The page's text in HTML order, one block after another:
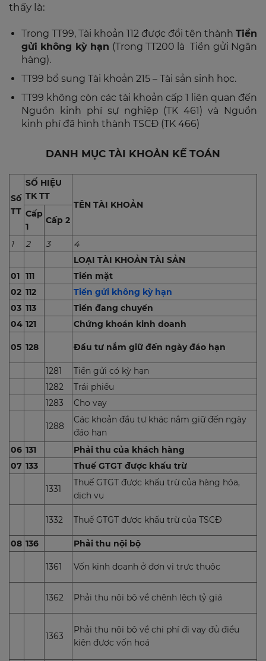
thấy là:
Trong TT99, Tài khoản 112 được đổi tên thành Tiền
gửi không kỳ hạn (Trong TT200 là Tiền gửi Ngân
hàng).
TT99 bổ sung Tài khoản 215 – Tài sản sinh học.
TT99 không còn các tài khoản cấp 1 liên quan đến
Nguồn kinh phí sự nghiệp (TK 461) và Nguồn
kinh phí đã hình thành TSCĐ (TK 466)
DANH MỤC TÀI KHOẢN KẾ TOÁN
Số
TT
SỐ HIỆU
TK TT
TÊN TÀI KHOẢN
Cấp
1
Cấp 2
1 2 3
4
LOẠI TÀI KHOẢN TÀI SẢN
01 111
Tiền mặt
02 112
Tiền gửi không kỳ hạn
03 113
Tiền đang chuyển
04 121 Chứng khoán kinh doanh
05 128 Đầu tư nắm giữ đến ngày đáo hạn
1281
Tiền gửi có kỳ hạn
1282
Trái phiếu
1283
Cho vay
1288
Các khoản đầu tư khác nắm giữ đến ngày
đáo hạn
06 131
Phải thu của khách hàng
07 133 Thuế GTGT được khấu trừ
1331
Thuế GTGT được khấu trừ của hàng hóa,
dịch vụ
1332 Thuế GTGT được khấu trừ của TSCĐ
08 136 Phải thu nội bộ
1361 Vốn kinh doanh ở đơn vị trực thuộc
1362 Phải thu nội bộ về chênh lệch tỷ giá
1363
Phải thu nội bộ về chi phí đi vay đủ điều
kiện được vốn hoá